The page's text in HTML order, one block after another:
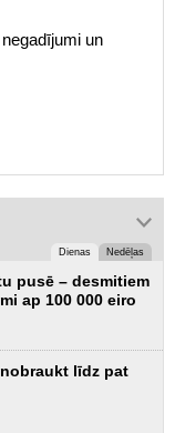
un
Dienas Nedēļas
pusē – desmitiem
ap 100 000 eiro
līdz pat